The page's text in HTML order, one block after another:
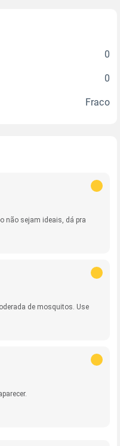
0
0
Fraco
não sejam ideais, dá pra
de mosquitos. Use